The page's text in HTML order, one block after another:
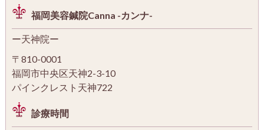
福岡美容鍼院Canna -カンナ-
ー天神院ー
〒810-0001
福岡市中央区天神2-3-10
パインクレスト天神722
診療時間